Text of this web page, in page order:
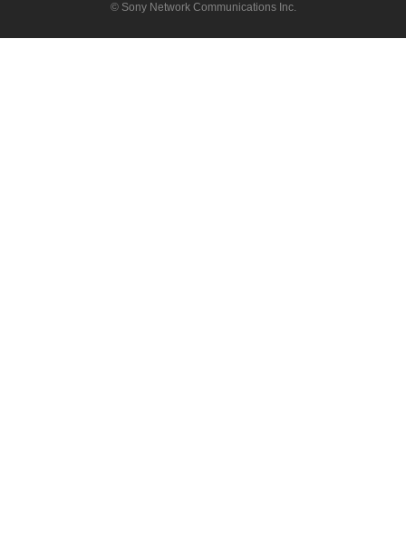
© Sony Network Communications Inc.